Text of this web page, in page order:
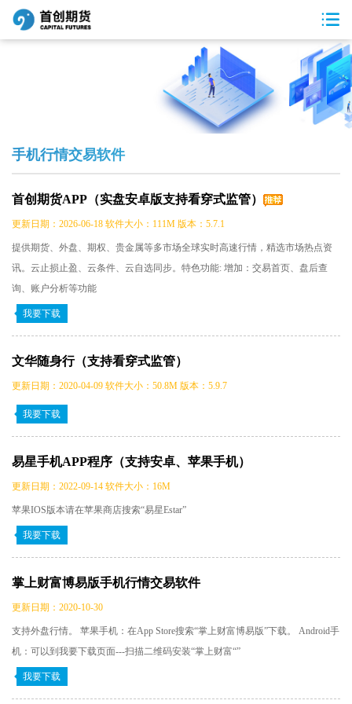
手机行情交易软件
首创期货APP（实盘安卓版支持看穿式监管）
更新日期：2026-06-18 软件大小：111M 版本：5.7.1
提供期货、外盘、期权、贵金属等多市场全球实时高速行情，精选市场热点资
讯。云止损止盈、云条件、云自选同步。特色功能: 增加：交易首页、盘后查
询、账户分析等功能
我要下载
文华随身行（支持看穿式监管）
更新日期：2020-04-09 软件大小：50.8M 版本：5.9.7
我要下载
易星手机APP程序（支持安卓、苹果手机）
更新日期：2022-09-14 软件大小：16M
苹果IOS版本请在苹果商店搜索“易星Estar”
我要下载
掌上财富博易版手机行情交易软件
更新日期：2020-10-30
支持外盘行情。 苹果手机：在App Store搜索“掌上财富博易版”下载。 Android手
机：可以到我要下载页面---扫描二维码安装“掌上财富“”
我要下载